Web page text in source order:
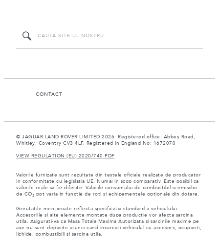
CONTACT
© JAGUAR LAND ROVER LIMITED 2026: Registered office: Abbey Road,
Whitley, Coventry CV3 4LF. Registered in England No: 1672070
VIEW REGULATION (EU) 2020/740 PDF
Valorile furnizate sunt rezultate din testele oficiale realizate de producator
in conformitate cu legislatia UE. Numai in scop comparativ. Este posibil ca
valorile reale sa fie diferite. Valorile consumului de combustibil si emisiilor
de CO2 pot varia in functie de roti si echipamentele optionale din dotare.
Greutatile mentionate reflecta specificatia standard a vehiculului.
Accesoriile si alte elemente montate dupa productie vor afecta sarcina
utila. Asigurati-va ca Masa Totala Maxima Autorizata si sarcinile maxime pe
axe nu sunt depasite atunci cand incarcati vehiculul cu accesorii, ocupanti,
lichide, combustibili si sarcina utila.